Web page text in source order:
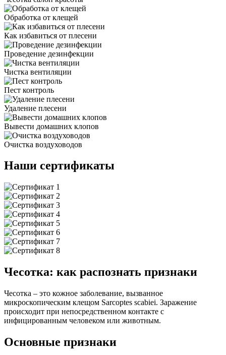
Обработка от клещей
Как избавиться от плесени
Проведение дезинфекции
Чистка вентиляции
Пест контроль
Удаление плесени
Вывести домашних клопов
Очистка воздуховодов
Наши сертификаты
Чесотка: как распознать признаки
Чесотка – это кожное заболевание, вызванное
микроскопическим клещом Sarcoptes scabiei. Заражение
происходит при непосредственном контакте с
инфицированным человеком или животным.
Основные признаки